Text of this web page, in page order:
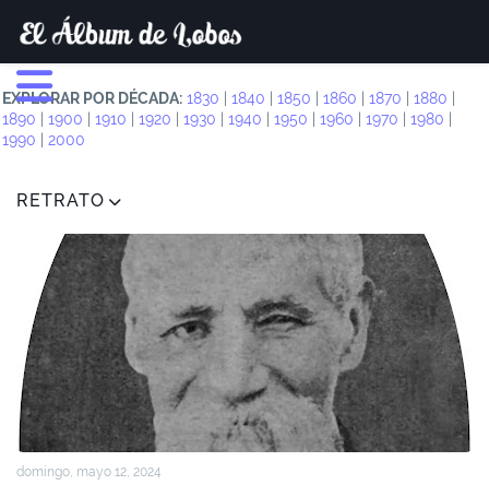
EXPLORAR POR DÉCADA: 1830 1840 1850 1860 1870 1880
1890
1900 1910 1920 1930 1940 1950 1960 1970 1980
1990
2000
RETRATO
domingo, mayo 12, 2024